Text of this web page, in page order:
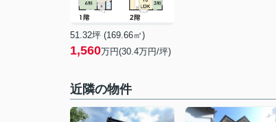
51.32坪 (169.66㎡)
1,560万円(30.4万円/坪)
近隣の物件